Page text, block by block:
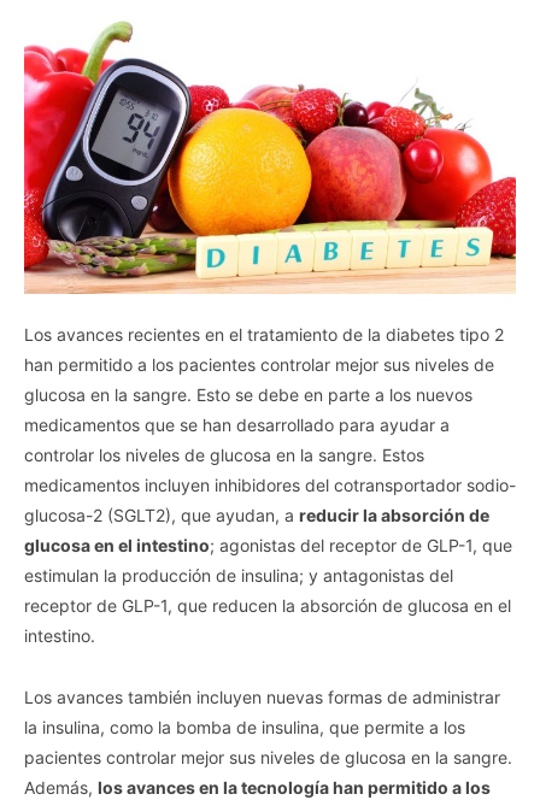
Los avances recientes en el tratamiento de la diabetes tipo 2
han permitido a los pacientes controlar mejor sus niveles de
glucosa en la sangre. Esto se debe en parte a los nuevos
medicamentos que se han desarrollado para ayudar a
controlar los niveles de glucosa en la sangre. Estos
medicamentos incluyen inhibidores del cotransportador sodio-
glucosa-2 (SGLT2), que ayudan, a reducir la absorción de
glucosa en el intestino; agonistas del receptor de GLP-1, que
estimulan la producción de insulina; y antagonistas del
receptor de GLP-1, que reducen la absorción de glucosa en el
intestino.
Los avances también incluyen nuevas formas de administrar
la insulina, como la bomba de insulina, que permite a los
pacientes controlar mejor sus niveles de glucosa en la sangre.
Además, los avances en la tecnología han permitido a los